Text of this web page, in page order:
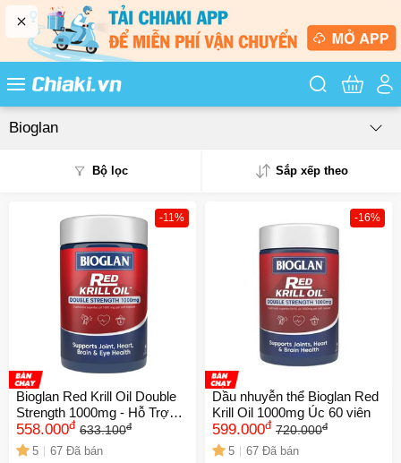
Tìm kiếm
Bioglan
Bộ lọc Sắp xếp theo
Giá từ thấp - cao
Giá từ cao - thấp
-11%
Bioglan Red Krill Oil Double
Strength 1000mg - Hỗ Trợ
Khớp, Tim & Não - 60 Viên
Dầu Nhuyễn Thể Từ Úc
558.000đ 633.100đ
5 67 Đã bán
-16%
Dầu nhuyễn thể Bioglan Red
Krill Oil 1000mg Úc 60 viên
599.000đ 720.000đ
5 67 Đã bán